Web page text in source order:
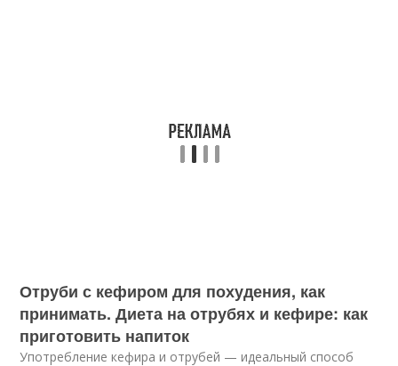
Отруби с кефиром для похудения, как
принимать. Диета на отрубях и кефире: как
приготовить напиток
Употребление кефира и отрубей — идеальный способ